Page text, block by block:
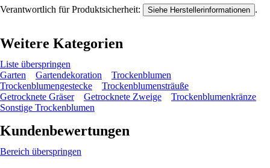
Verantwortlich für Produktsicherheit: Siehe Herstellerinformationen .
Weitere Kategorien
Liste überspringen
Garten
Gartendekoration
Trockenblumen
Trockenblumengestecke
Trockenblumensträuße
Getrocknete Gräser
Getrocknete Zweige
Trockenblumenkränze
Sonstige Trockenblumen
Kundenbewertungen
Bereich überspringen